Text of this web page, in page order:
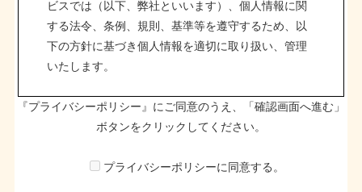
ビスでは（以下、弊社といいます）、個人情報に関
する法令、条例、規則、基準等を遵守するため、以
下の方針に基づき個人情報を適切に取り扱い、管理
いたします。
１.個人情報の取得・利用
『プライバシーポリシー』にご同意のうえ、「確認画面へ進む」
ボタンをクリックしてください。
プライバシーポリシーに同意する。